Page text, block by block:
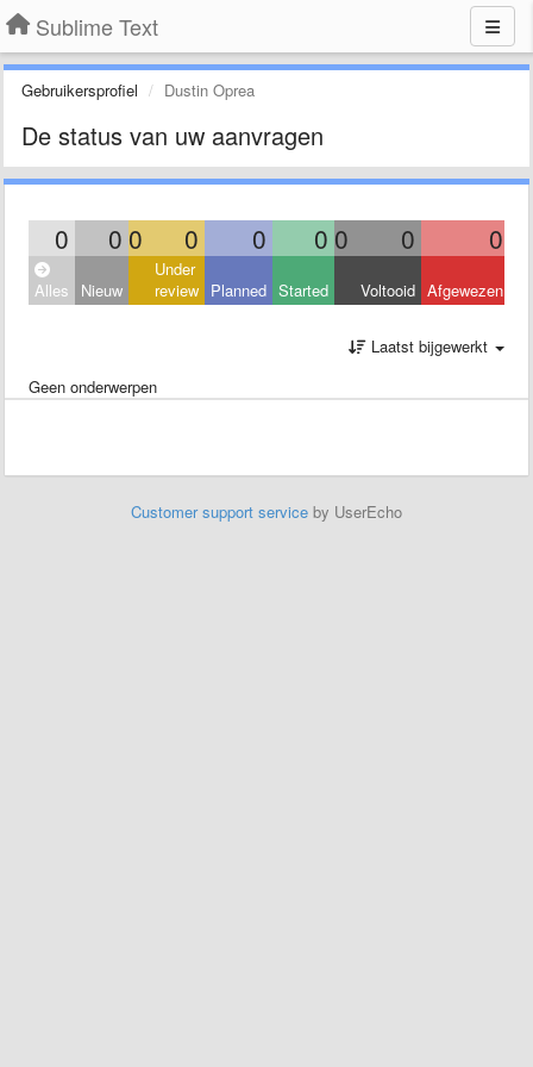
Sublime Text
Gebruikersprofiel Dustin Oprea
De status van uw aanvragen
0 0 0 0 0 0 0 0 0
Alles Nieuw
Under
review Planned Started Voltooid Afgewezen
Laatst bijgewerkt
Geen onderwerpen
Customer support service by UserEcho